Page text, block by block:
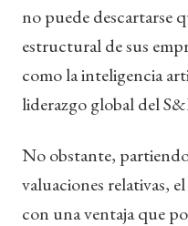
no puede descartarse
estructural de sus
como la inteligencia
liderazgo global del
No obstante,
valuaciones relativas,
con una ventaja que